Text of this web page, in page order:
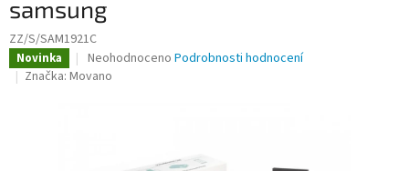
samsung
ZZ/S/SAM1921C
Novinka
Průměrné
hodnocení
Neohodnoceno Podrobnosti hodnocení
Značka: Movano